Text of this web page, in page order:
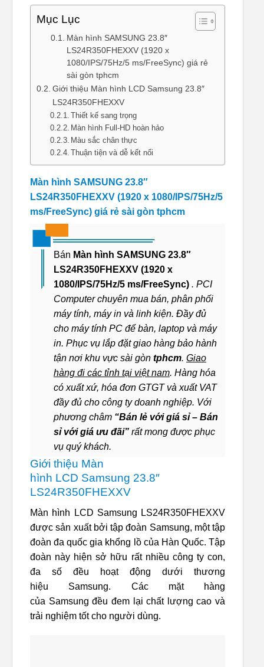
Mục Lục
Màn hình SAMSUNG 23.8″
LS24R350FHEXXV (1920 x
1080/IPS/75Hz/5 ms/FreeSync) giá rẻ
sài gòn tphcm
Giới thiệu Màn hình LCD Samsung 23.8″
LS24R350FHEXXV
Thiết kế sang trọng
Màn hình Full-HD hoàn hảo
Màu sắc chân thực
Thuận tiện và dễ kết nối
Màn hình SAMSUNG 23.8″
LS24R350FHEXXV (1920 x 1080/IPS/75Hz/5
ms/FreeSync) giá rẻ sài gòn tphcm
Bán Màn hình SAMSUNG 23.8″
LS24R350FHEXXV (1920 x
1080/IPS/75Hz/5 ms/FreeSync) . PCI
Computer chuyên mua bán, phân phối
máy tính, máy in và linh kiện. Đầy đủ
cho máy tính PC để bàn, laptop và máy
in. Phục vụ lắp đặt giao hàng bảo hành
tận nơi khu vực sài gòn tphcm. Giao
hàng đi các tỉnh tại việt nam. Hàng hóa
có xuất xứ, hóa đơn GTGT và xuất VAT
đầy đủ cho công ty doanh nghiệp. Với
phương châm “Bán lẻ với giá sỉ – Bán
sỉ với giá ưu đãi” rất mong được phục
vụ quý khách.
Giới thiệu Màn
hình LCD Samsung 23.8″
LS24R350FHEXXV
Màn hình LCD Samsung LS24R350FHEXXV
được sản xuất bởi tập đoàn Samsung, một tập
đoàn đa quốc gia khổng lồ của Hàn Quốc. Tập
đoàn này hiện sở hữu rất nhiều công ty con,
đa số đều hoạt động dưới thương
hiệu Samsung. Các mặt hàng
của Samsung đều đem lại chất lượng cao và
trải nghiệm tốt cho người dùng.